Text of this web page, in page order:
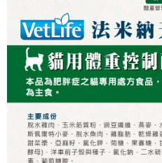
１．透過由恩沛科技股份有限公司提
易，需依本服務之必要範圍內提供個
權轉讓予恩沛科技股份有限公司。
２．關於個人資料處理事宜，請瀏覽以
https://aftee.tw/terms/#terms3
３．未成年的使用者請事先徵得法定
「AFTEE先享後付」，若未經同意申
任。
４．使用「AFTEE先享後付」時，將
時審查核予不同之上限額度；若仍有
請求用戶進行身份認證。
５．嚴禁一人註冊多個帳號或使用他
恩沛科技股份有限公司將有權停止該
每筆NT$110，滿NT$2,100(含以